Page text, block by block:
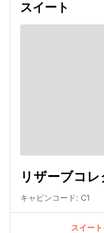
スイート
リザーブコ
キャビンコード: C1
スイー